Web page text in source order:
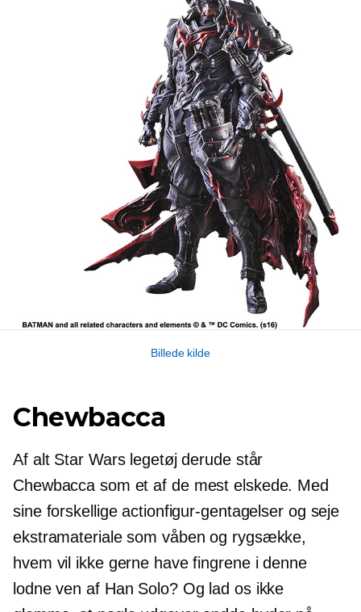
Billede kilde
Chewbacca
Af alt Star Wars legetøj derude står
Chewbacca som et af de mest elskede. Med
sine forskellige actionfigur-gentagelser og seje
ekstramateriale som våben og rygsække,
hvem vil ikke gerne have fingrene i denne
lodne ven af ​​Han Solo? Og lad os ikke